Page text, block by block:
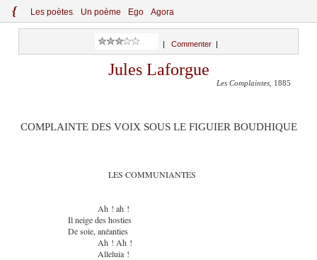
{ Les poètes Un poème Ego Agora
Commenter
Jules Laforgue
Les Complaintes , 1885
COMPLAINTE DES VOIX SOUS LE FIGUIER BOUDHIQUE
LES COMMUNIANTES
Ah ! ah !
Il neige des hosties
De soie, anéanties
Ah ! Ah !
Alleluia !